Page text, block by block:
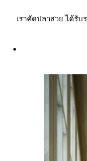
เราคัดปลาสวย ได้รับ